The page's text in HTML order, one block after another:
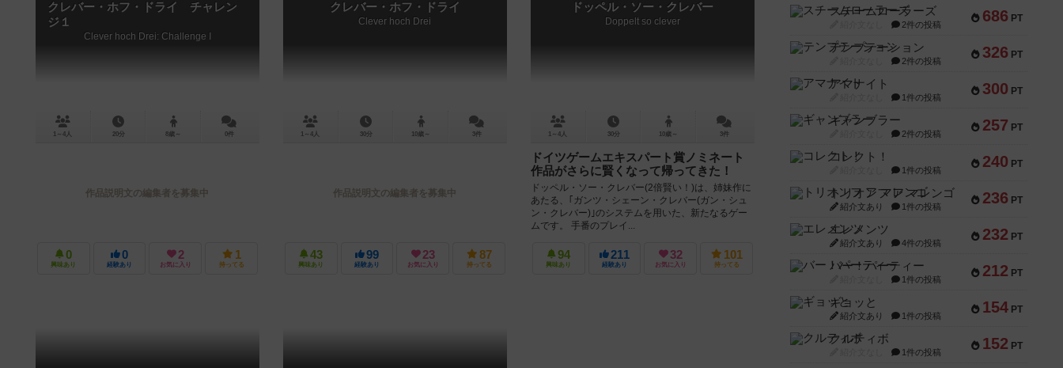
クレバー・ホフ・ドライ チャレン
ジ１
Clever hoch Drei: Challenge I
1～4人 20分 8歳～ 0件
作品説明文の編集者を募集中
0
興味あり
0
経験あり
2
お気に入り
1
持ってる
クレバー・ホフ・ドライ
Clever hoch Drei
1～4人 30分 10歳～ 3件
作品説明文の編集者を募集中
43
興味あり
99
経験あり
23
お気に入り
87
持ってる
ドッペル・ソー・クレバー
Doppelt so clever
1～4人 30分 10歳～ 3件
ドイツゲームエキスパート賞ノミネート
作品がさらに賢くなって帰ってきた！
ドッペル・ソー・クレバー(2倍賢い！)は、姉妹作に
あたる、｢ガンツ・シェーン・クレバー(ガン・シュ
ン・クレバー)｣のシステムを用いた、新たなるゲー
ムです。 手番のプレイ...
94
興味あり
211
経験あり
32
お気に入り
101
持ってる
686 PT
スチームローラーズ
2件の投稿
326 PT
テンプテーション
2件の投稿
300 PT
アマナイト
1件の投稿
257 PT
ギャンブラー
2件の投稿
240 PT
コレクト！
1件の投稿
236 PT
トリオンフ ア マレンゴ
紹介文あり 1件の投稿
232 PT
エレメンツ
紹介文あり 4件の投稿
212 PT
バー！パーティー
1件の投稿
154 PT
ギョッと
紹介文あり 1件の投稿
152 PT
クルティボ
1件の投稿